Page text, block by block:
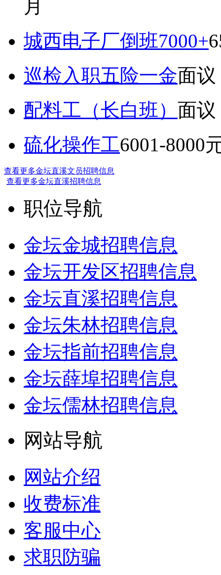
月
城西电子厂倒班7000+
巡检入职五险一金面议
配料工（长白班） 面议
硫化操作工6001-8000
查看更多金坛直溪文员招聘信息
查看更多金坛直溪招聘信息
职位导航
金坛金城招聘信息
金坛开发区招聘信息
金坛直溪招聘信息
金坛朱林招聘信息
金坛指前招聘信息
金坛薛埠招聘信息
金坛儒林招聘信息
网站导航
网站介绍
收费标准
客服中心
求职防骗